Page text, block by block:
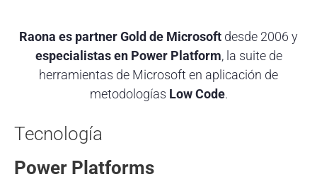
Raona es partner Gold de Microsoft desde 2006 y
especialistas en Power Platform, la suite de
herramientas de Microsoft en aplicación de
metodologías Low Code.
Tecnología
Power Platforms